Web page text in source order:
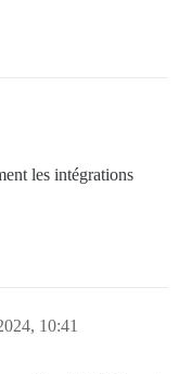
les intégrations
10:41